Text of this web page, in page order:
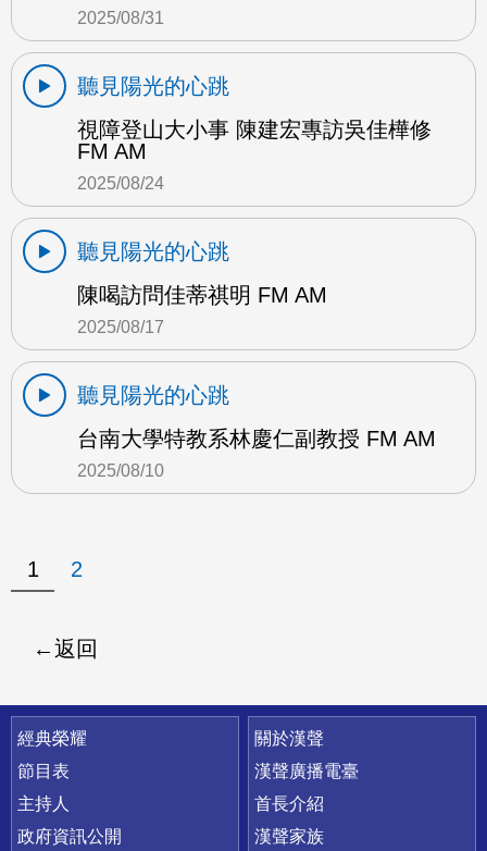
2025/08/31
聽見陽光的心跳
視障登山大小事 陳建宏專訪吳佳樺修
FM AM
2025/08/24
聽見陽光的心跳
陳喝訪問佳蒂祺明 FM AM
2025/08/17
聽見陽光的心跳
台南大學特教系林慶仁副教授 FM AM
2025/08/10
1 2
返回
快速連結
經典榮耀
節目表
主持人
政府資訊公開
關於漢聲
漢聲廣播電臺
首長介紹
漢聲家族